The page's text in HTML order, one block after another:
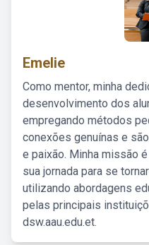
Emelie
Como mentor, minha
desenvolvimento dos
empregando métodos
conexões genuínas e
e paixão. Minha missão
sua jornada para se
utilizando abordagens
pelas principais
dsw.aau.edu.et.